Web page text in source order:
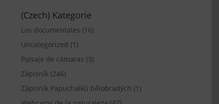
(Czech) Kategorie
Los documentales (16)
Uncategorized (1)
Paisaje de cámaras (3)
Zápisník (246)
Zápisník Papuchalků bělobradých (1)